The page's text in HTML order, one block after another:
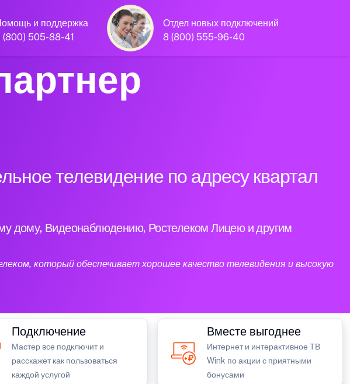
и поддержка
(800) 505-88-41
Отдел новых подключений
8 (800) 555-96-40
телевидение по адресу квартал
дому, Видеонаблюдению, Ростелеком Лицею и другим
который обеспечивает хорошее качество телевидения и высокую
Подключение
Мастер все подключит и
расскажет как пользоваться
каждой услугой
Вместе выгоднее
Интернет и интерактивное ТВ
Wink по акции с приятными
бонусами